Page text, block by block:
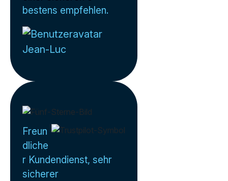
bestens empfehlen.
Jean-Luc
Freun
dliche
r Kundendienst, sehr
sicherer